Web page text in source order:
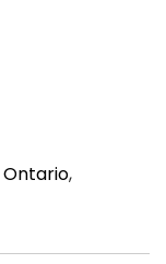
Ontario,